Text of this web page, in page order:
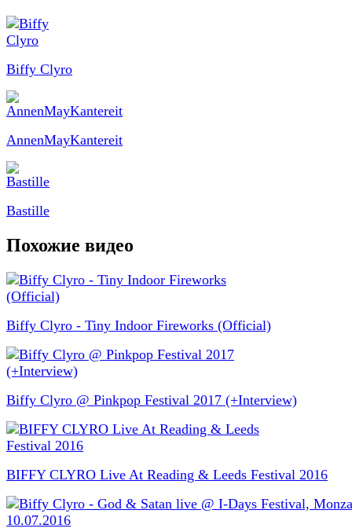
Biffy Clyro
AnnenMayKantereit
Bastille
Похожие видео
Biffy Clyro - Tiny Indoor Fireworks (Official)
Biffy Clyro @ Pinkpop Festival 2017 (+Interview)
BIFFY CLYRO Live At Reading & Leeds Festival 2016